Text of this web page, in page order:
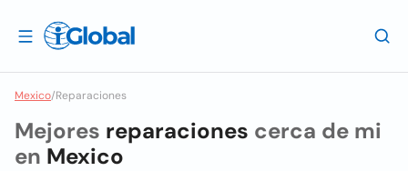
Mexico/Reparaciones
Mejores reparaciones cerca de mi
en Mexico